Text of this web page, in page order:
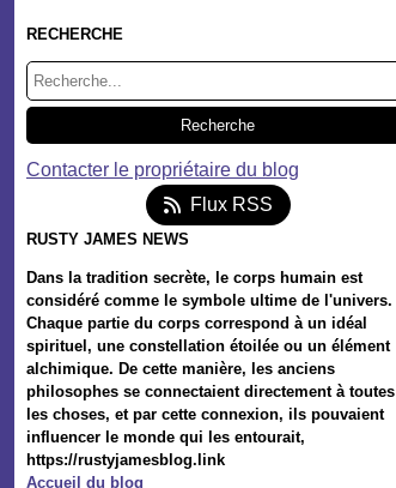
RECHERCHE
Contacter le propriétaire du blog
Flux RSS
RUSTY JAMES NEWS
Dans la tradition secrète, le corps humain est
considéré comme le symbole ultime de l'univers.
Chaque partie du corps correspond à un idéal
spirituel, une constellation étoilée ou un élément
alchimique. De cette manière, les anciens
philosophes se connectaient directement à toutes
les choses, et par cette connexion, ils pouvaient
influencer le monde qui les entourait,
https://rustyjamesblog.link
Accueil du blog